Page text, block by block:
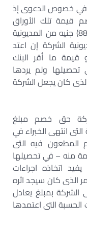
في خصوص الدعوى إذ
قيمة تلك الأوراق
التجارية والبالغة مبلغ قدره (8833210,40) جنيه من المديونية
الشركة إن اعتد
ما أقر البنك
ولم يردها
كان يجعل الشركة
حق خصم مبلغ
التى انتهى الخبراء في
المطعون فيه التى
منه – في تحصيلها
اتخاذه اجراءات
الذى كان سيجد اثره
الشركة بمبلغ يعادل
الحسبة التى اعتمدها